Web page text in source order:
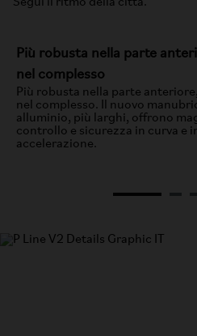
Più robusta nella parte
nel complesso
Più robusta nella parte
nel complesso. Il nuovo
alluminio, più larghi, offrono
controllo e sicurezza in curva e
accelerazione.